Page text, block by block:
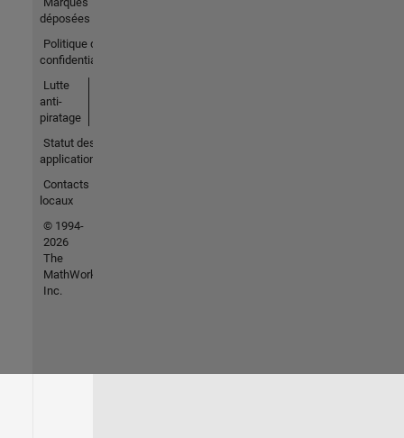
déposées
Politique de
confidentialité
Lutte
anti-
piratage
Statut des
applications
Contacts
locaux
© 1994-
2026
The
MathWorks,
Inc.